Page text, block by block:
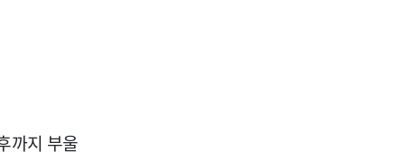
까지 부울